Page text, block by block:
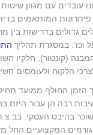
עם מגוון שיטות
המותאמים
גדולים בדרישות בין
וכו’. במסגרת תהליך
(קונטור), חלקיו
לצרכי הלקוח ולעומסים
הזמן החולף ממועד
רבה הן עבור היזם
השוכר בהיבט העסקי.
המקצועיים החל